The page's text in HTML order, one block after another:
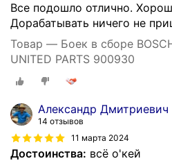
Все подошло отлично.
Дорабатывать ничего не
Товар — Боек в сборе
UNITED PARTS 900930
Александр Дмитриевич
14 отзывов
11 марта 2024
Достоинства: всё о'кей